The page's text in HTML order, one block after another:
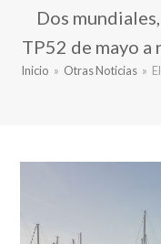
Dos
TP52 de mayo
Inicio » Otras Noticias »